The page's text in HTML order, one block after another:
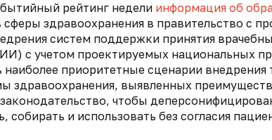
рейтинг недели информация об
сферы здравоохранения в правительство с
систем поддержки принятия
с учетом проектируемых национальных
наиболее приоритетные сценарии внедрения
здравоохранения, выявленных
чтобы
собирать и использовать без согласия